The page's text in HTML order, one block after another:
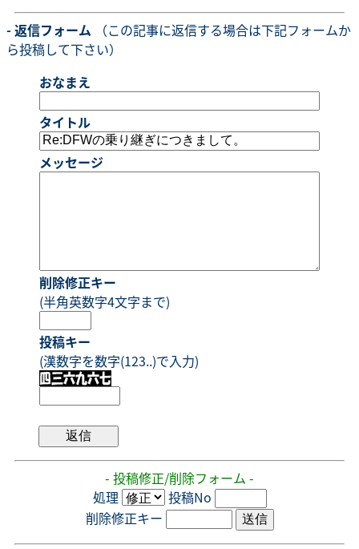
- 返信フォーム （この記事に返信する場合は下記フォームか
ら投稿して下さい）
おなまえ
タイトル
メッセージ
削除修正キー
(半角英数字4文字まで)
投稿キー
(漢数字を数字(123..)で入力)
- 投稿修正/削除フォーム -
処理
投稿No
削除修正キー